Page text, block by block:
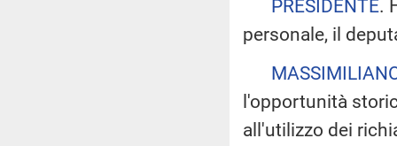
PRESIDENTE.
personale, il
l'opportunità
all'utilizzo dei